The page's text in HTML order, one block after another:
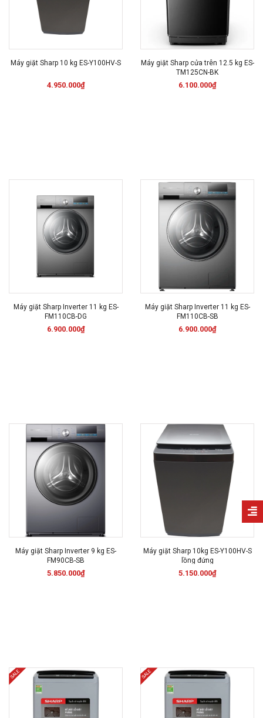
Máy giặt Sharp 10 kg ES-Y100HV-S
4.950.000₫
Máy giặt Sharp cửa trên 12.5 kg ES-
TM125CN-BK
6.100.000₫
Máy giặt Sharp Inverter 11 kg ES-
FM110CB-DG
6.900.000₫
Máy giặt Sharp Inverter 11 kg ES-
FM110CB-SB
6.900.000₫
Máy giặt Sharp Inverter 9 kg ES-
FM90CB-SB
5.850.000₫
Máy giặt Sharp 10kg ES-Y100HV-S
lồng đứng
5.150.000₫